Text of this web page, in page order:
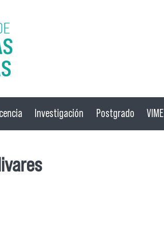
Investigación Postgrado VIME